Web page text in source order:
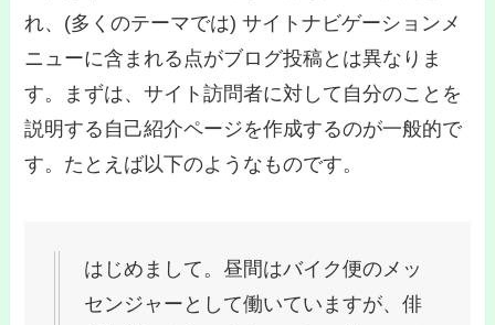
れ、(多くのテーマでは) サイトナビゲーションメ
ニューに含まれる点がブログ投稿とは異なりま
す。まずは、サイト訪問者に対して自分のことを
説明する自己紹介ページを作成するのが一般的で
す。たとえば以下のようなものです。
はじめまして。昼間はバイク便のメッ
センジャーとして働いていますが、俳